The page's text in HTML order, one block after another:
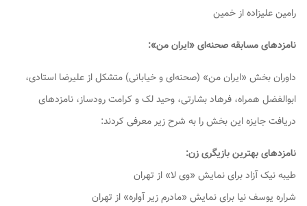
رامین علیزاده از خمین
نامزدهای مسابقه صحنه‌ای «ایران من»:
داوران بخش «ایران من» (صحنه‌ای و خیابانی) متشکل از علیرضا استادی،
ابوالفضل همراه، فرهاد بشارتی، وحید لک و کرامت رودساز، نامزدهای
دریافت جایزه این بخش را به شرح زیر معرفی کردند:
نامزدهای بهترین بازیگری زن:
طیبه نیک آزاد برای نمایش «وی لا» از تهران
شراره یوسف نیا برای نمایش «مادرم زیر آواره» از تهران